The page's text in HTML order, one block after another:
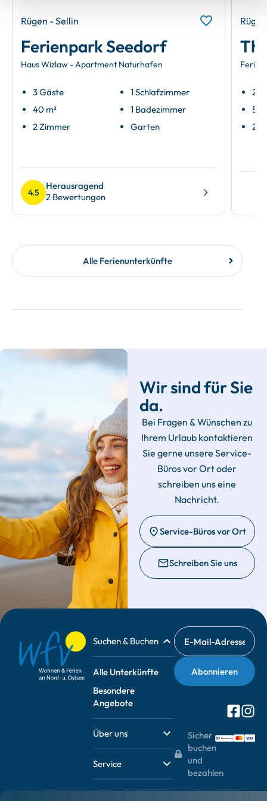
Rügen - Sellin
Ferienpark Seedorf
Haus Wizlaw - Apartment Naturhafen
3 Gäste
40 m²
2 Zimmer
1 Schlafzimmer
1 Badezimmer
Garten
4.5
Herausragend
2 Bewertungen
2
54
2
Alle Ferienunterkünfte
Wir sind für Sie
da.
Bei Fragen & Wünschen zu
Ihrem Urlaub kontaktieren
Sie gerne unsere Service-
Büros vor Ort oder
schreiben uns eine
Nachricht.
Service-Büros vor Ort
Schreiben Sie uns
Suchen & Buchen
Alle Unterkünfte
Besondere
Angebote
Über uns
Service
Sicher
buchen
und
bezahlen